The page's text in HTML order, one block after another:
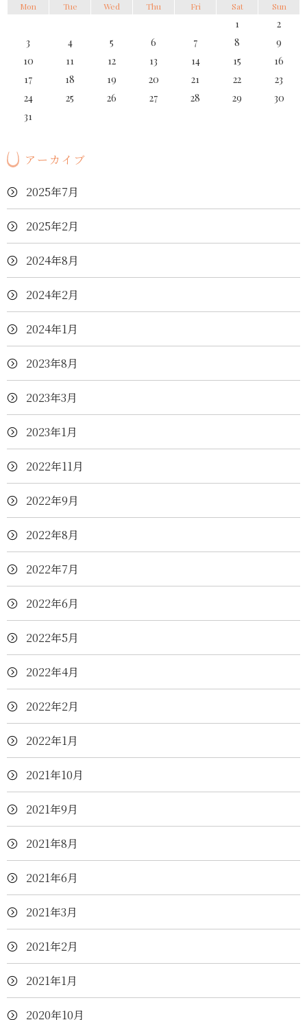
Mon
Tue Wed Thu Fri Sat Sun
1
2
3
4 5 6 7 8
9
10
11 12 13 14 15
16
17
18 19 20 21 22
23
24
25 26 27 28 29
30
31
アーカイブ
2025年7月
2025年2月
2024年8月
2024年2月
2024年1月
2023年8月
2023年3月
2023年1月
2022年11月
2022年9月
2022年8月
2022年7月
2022年6月
2022年5月
2022年4月
2022年2月
2022年1月
2021年10月
2021年9月
2021年8月
2021年6月
2021年3月
2021年2月
2021年1月
2020年10月